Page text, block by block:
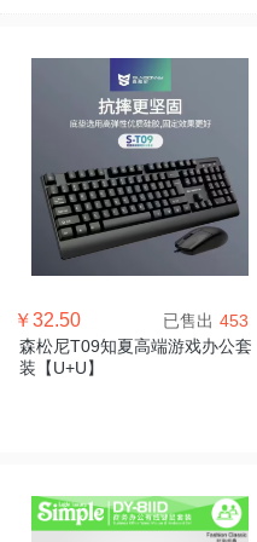
￥32.50 已售出 453
森松尼T09知夏高端游戏办公套
装【U+U】